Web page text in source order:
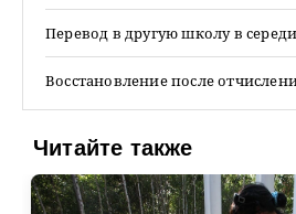
Перевод в другую школу в
Восстановление после
Читайте также